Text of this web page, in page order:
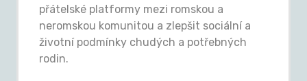
přátelské platformy mezi romskou a
neromskou komunitou a zlepšit sociální a
životní podmínky chudých a potřebných
rodin.